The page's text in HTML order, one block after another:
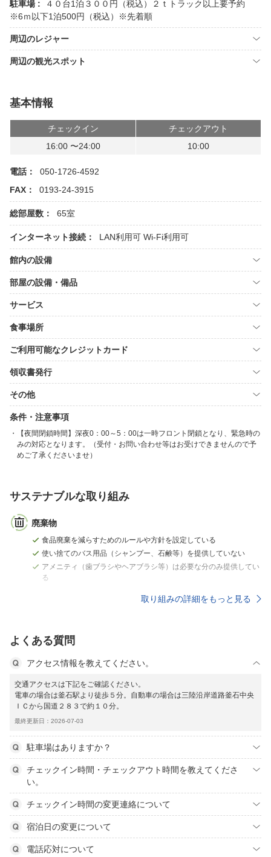
駐車場 :
４０台1泊３００円（税込）２ｔトラック以上要予約
※6ｍ以下1泊500円（税込）※先着順
周辺のレジャー
周辺の観光スポット
基本情報
チェックイン
チェックアウト
16:00 〜24:00
10:00
電話：
050-1726-4592
FAX：
0193-24-3915
総部屋数： 65室
インターネット接続： LAN利用可 Wi-Fi利用可
館内の設備
部屋の設備・備品
サービス
食事場所
ご利用可能なクレジットカード
領収書発行
その他
条件・注意事項
【夜間閉鎖時間】深夜0：00～5：00は一時フロント閉鎖となり、緊急時の
みの対応となります。（受付・お問い合わせ等はお受けできませんので予
めご了承くださいませ）
サステナブルな取り組み
廃棄物
食品廃棄を減らすためのルールや方針を設定している
使い捨てのバス用品（シャンプー、石鹸等）を提供していない
アメニティ（歯ブラシやヘアブラシ等）は必要な分のみ提供してい
る
取り組みの詳細をもっと見る
よくある質問
アクセス情報を教えてください。
交通アクセスは下記をご確認ください。
電車の場合は釜石駅より徒歩５分。自動車の場合は三陸沿岸道路釜石中央
ＩＣから国道２８３で約１０分。
最終更新日：2026-07-03
駐車場はありますか？
チェックイン時間・チェックアウト時間を教えてくださ
い。
チェックイン時間の変更連絡について
宿泊日の変更について
電話応対について